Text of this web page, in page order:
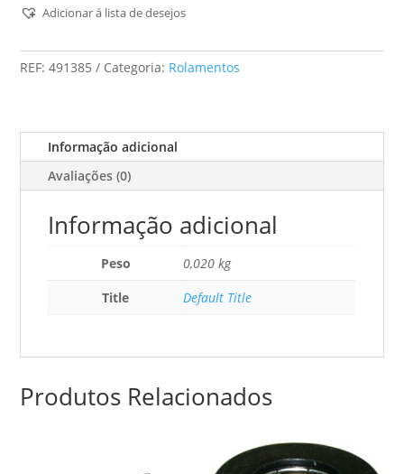
Guia
(2x)
Adicionar á lista de desejos
REF:491385 Categoria: Rolamentos
Informação adicional
Avaliações (0)
Informação adicional
Peso
0,020 kg
Title
Default Title
Produtos Relacionados